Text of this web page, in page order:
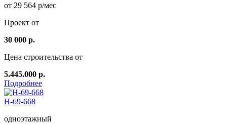
от 29 564 р/мес
Проект от
30 000 р.
Цена строительства от
5.445.000 р.
Подробнее
Н-69-668
одноэтажный